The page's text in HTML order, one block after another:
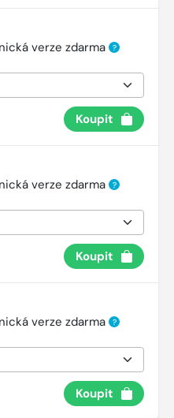
verze zdarma ?
Koupit
verze zdarma ?
Koupit
verze zdarma ?
Koupit